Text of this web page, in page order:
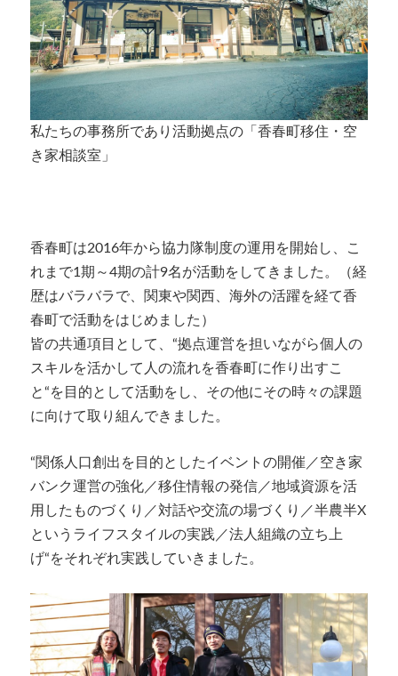
私たちの事務所であり活動拠点の「香春町移住・空
き家相談室」
香春町は2016年から協力隊制度の運用を開始し、こ
れまで1期～4期の計9名が活動をしてきました。（経
歴はバラバラで、関東や関西、海外の活躍を経て香
春町で活動をはじめました）
皆の共通項目として、“拠点運営を担いながら個人の
スキルを活かして人の流れを香春町に作り出すこ
と“を目的として活動をし、その他にその時々の課題
に向けて取り組んできました。
“関係人口創出を目的としたイベントの開催／空き家
バンク運営の強化／移住情報の発信／地域資源を活
用したものづくり／対話や交流の場づくり／半農半X
というライフスタイルの実践／法人組織の立ち上
げ“をそれぞれ実践していきました。